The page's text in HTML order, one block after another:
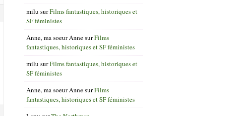
milu surFilms fantastiques, historiques et
SF féministes
Anne, ma soeur AnnesurFilms
fantastiques, historiques et SF féministes
milu surFilms fantastiques, historiques et
SF féministes
Anne, ma soeur AnnesurFilms
fantastiques, historiques et SF féministes